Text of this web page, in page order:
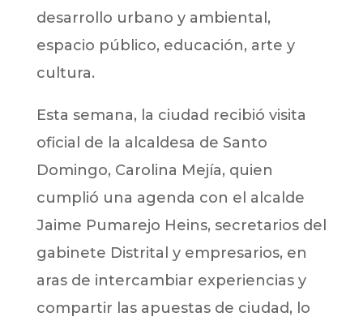
desarrollo urbano y ambiental,
espacio público, educación, arte y
cultura.
Esta semana, la ciudad recibió visita
oficial de la alcaldesa de Santo
Domingo, Carolina Mejía, quien
cumplió una agenda con el alcalde
Jaime Pumarejo Heins, secretarios del
gabinete Distrital y empresarios, en
aras de intercambiar experiencias y
compartir las apuestas de ciudad, lo